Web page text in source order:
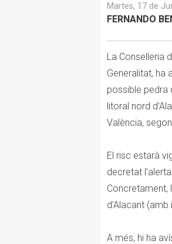
Martes, 17 de
FERNANDO
La Conselleria
Generalitat, ha
possible pedra
litoral nord
València,
El risc estarà
decretat
Concretament,
d’Alacant
A més, hi ha